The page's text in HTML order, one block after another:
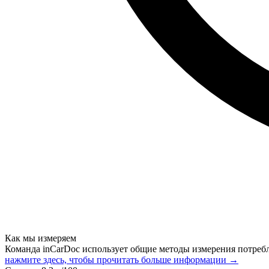
Как мы измеряем
Команда inCarDoc использует общие методы измерения
нажмите здесь, чтобы прочитать больше информации →